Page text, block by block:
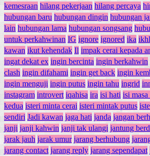
kemesraan hilang pekerjaan hilang percaya
hubungan baru hubungan dingin hubungan
lain hubungan lama hubungan songsang
untuk perkahwinan IG ignore ignored ika
kawan ikut kehendak Il impak cerai kepada
ingat dekat ex ingin bercinta ingin berkahwin
clash ingin difahami ingin get back ingin
ingin menguji ingin putus ingin tahu ingrid
instagram introvert iqahisa ira isi hati isi
kedua isteri minta cerai isteri mintak putus
sendiri Jadi kawan jaga hati janda jangan
janji janji kahwin janji tak ulangi jantung
jarak jauh jarak umur jarang berhubung
jarang contact jarang reply jarang sependapat